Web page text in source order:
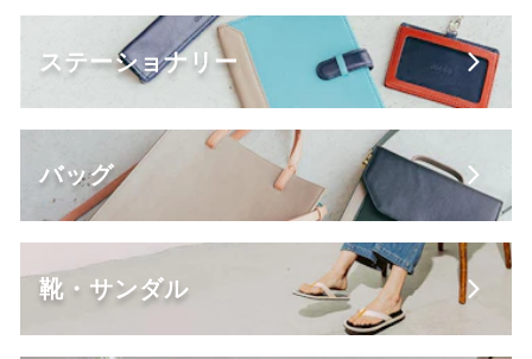
ステーショナリー
バッグ
靴・サンダル